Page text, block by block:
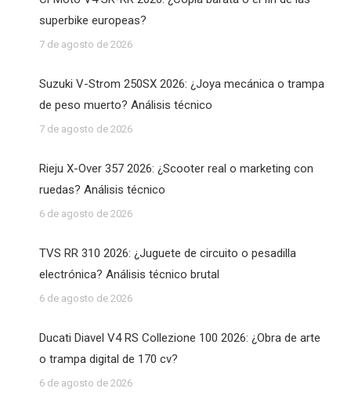
superbike europeas?
7 de agosto de 2026
Suzuki V-Strom 250SX 2026: ¿Joya mecánica o trampa
de peso muerto? Análisis técnico
7 de agosto de 2026
Rieju X-Over 357 2026: ¿Scooter real o marketing con
ruedas? Análisis técnico
6 de agosto de 2026
TVS RR 310 2026: ¿Juguete de circuito o pesadilla
electrónica? Análisis técnico brutal
6 de agosto de 2026
Ducati Diavel V4 RS Collezione 100 2026: ¿Obra de arte
o trampa digital de 170 cv?
6 de agosto de 2026